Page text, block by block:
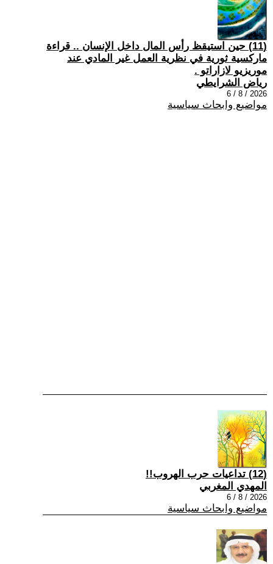
(11) حين استيقظ رأس المال داخل الإنسان .. قراءة
ماركسية ثورية في نظرية العمل غير المادي عند
موريزيو لازاراتو .
رياض الشرايطي
2026 / 8 / 6
مواضيع وابحاث سياسية
(12) تداعيات حرب الهروب!!
المهدي المغربي
2026 / 8 / 6
مواضيع وابحاث سياسية